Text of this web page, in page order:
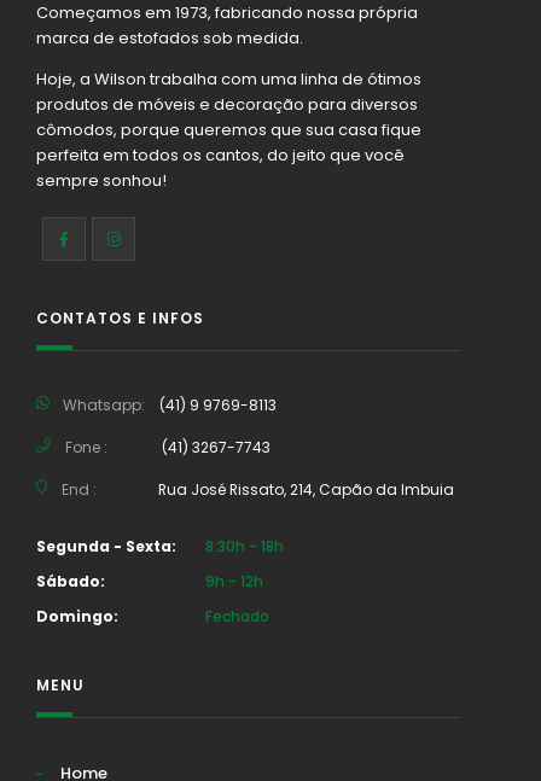
Começamos em 1973, fabricando nossa própria
marca de estofados sob medida.
Hoje, a Wilson trabalha com uma linha de ótimos
produtos de móveis e decoração para diversos
cômodos, porque queremos que sua casa fique
perfeita em todos os cantos, do jeito que você
sempre sonhou!
CONTATOS E INFOS
Whatsapp: (41) 9 9769-8113
Fone : (41) 3267-7743
End : Rua José Rissato, 214, Capão da Imbuia
Segunda - Sexta:
8:30h - 18h
Sábado:
9h - 12h
Domingo:
Fechado
MENU
Home